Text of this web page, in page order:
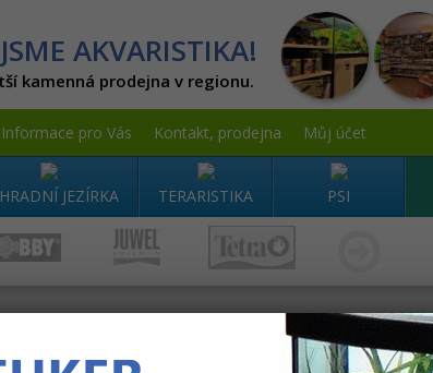
AKVARISTIKA!
kamenná prodejna v regionu.
Informace pro Vás Kontakt, prodejna Můj účet
JEZÍRKA TERARISTIKA PSI